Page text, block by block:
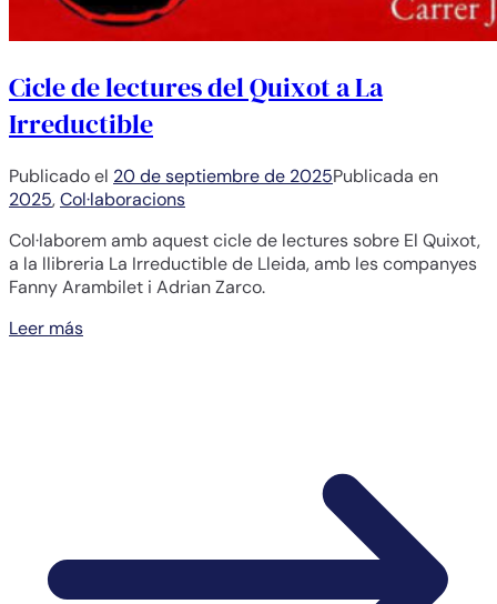
Cicle de lectures del Quixot a La
Irreductible
Publicado el 20 de septiembre de 2025Publicada en
2025,Col·laboracions
Col·laborem amb aquest cicle de lectures sobre El Quixot,
a la llibreria La Irreductible de Lleida, amb les companyes
Fanny Arambilet i Adrian Zarco.
Leer más